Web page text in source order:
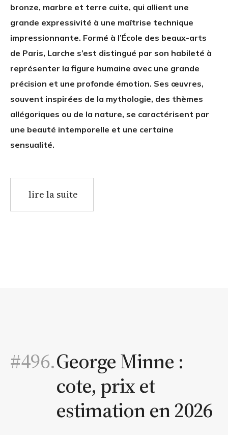
bronze, marbre et terre cuite, qui allient une
grande expressivité à une maîtrise technique
impressionnante. Formé à l’École des beaux-arts
de Paris, Larche s’est distingué par son habileté à
représenter la figure humaine avec une grande
précision et une profonde émotion. Ses œuvres,
souvent inspirées de la mythologie, des thèmes
allégoriques ou de la nature, se caractérisent par
une beauté intemporelle et une certaine
sensualité.
lire la suite
#496.George Minne :
cote, prix et
estimation en 2026